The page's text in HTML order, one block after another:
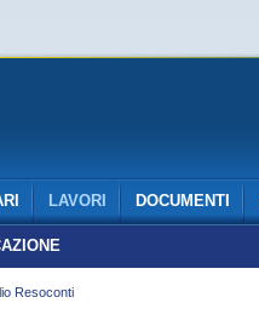
LAVORI DOCUMENTI
Resoconti